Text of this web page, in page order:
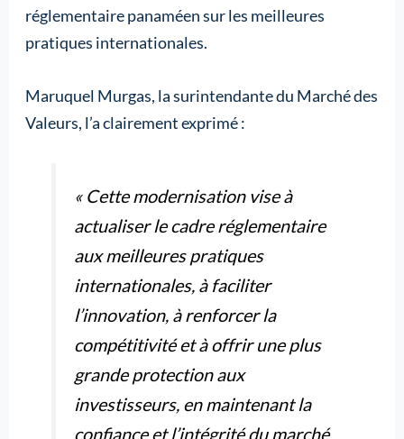
réglementaire panaméen sur les meilleures
pratiques internationales.
Maruquel Murgas, la surintendante du Marché des
Valeurs, l’a clairement exprimé :
« Cette modernisation vise à
actualiser le cadre réglementaire
aux meilleures pratiques
internationales, à faciliter
l’innovation, à renforcer la
compétitivité et à offrir une plus
grande protection aux
investisseurs, en maintenant la
confiance et l’intégrité du marché